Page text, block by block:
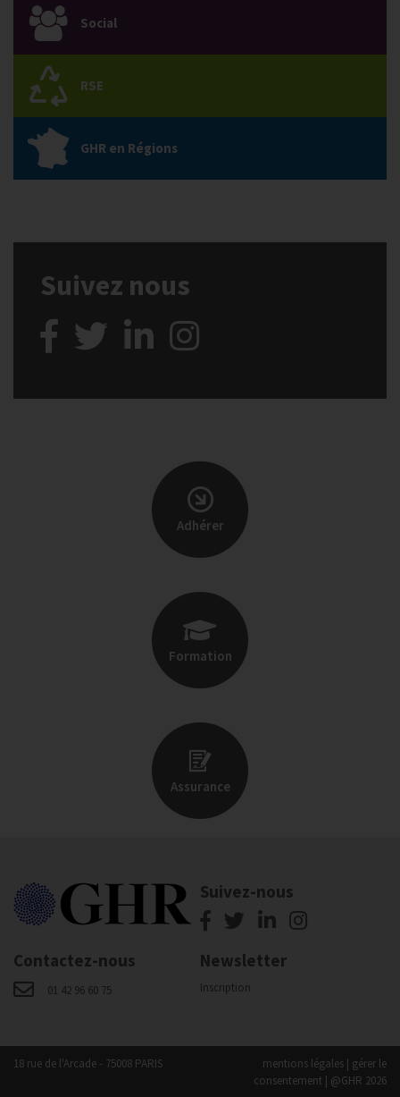
Social
RSE
GHR en Régions
Suivez nous
Adhérer
Formation
Assurance
Suivez-nous
Contactez-nous
01 42 96 60 75
Newsletter
Inscription
18 rue de l'Arcade - 75008 PARIS mentions légales | gérer le
consentement | @GHR 2026